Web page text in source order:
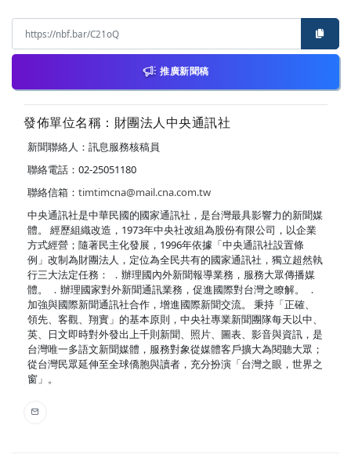
推廣新聞稿
發佈單位名稱：財團法人中央通訊社
新聞聯絡人：訊息服務核稿員
聯絡電話：02-25051180
聯絡信箱： timtimcna@mail.cna.com.tw
中央通訊社是中華民國的國家通訊社，是台灣最具影響力的新聞媒
體。 經歷組織改造，1973年中央社改組為股份有限公司，以企業
方式經營；隨著民主化發展，1996年依據「中央通訊社設置條
例」改制為財團法人，定位為全民共有的國家通訊社，獨立超然執
行三大法定任務： ．辦理國內外新聞報導業務，服務大眾傳播媒
體。 ．辦理國家對外新聞通訊業務，促進國際對台灣之瞭解。 ．
加強與國際新聞通訊社合作，增進國際新聞交流。 秉持「正確、
領先、客觀、翔實」的基本原則，中央社專業新聞團隊每天以中、
英、日文即時對外發出上千則新聞、照片、圖表、影音與資訊，是
台灣唯一多語文新聞媒體，服務對象從媒體客戶擴大為閱聽大眾；
從台灣民眾延伸至全球僑胞與讀者，充分扮演「台灣之眼，世界之
窗」。